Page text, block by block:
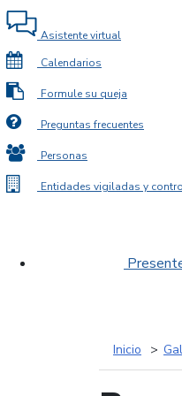
Asistente virtual
Calendarios
Formule su queja
Preguntas frecuentes
Personas
Entidades vigiladas y
Inicio